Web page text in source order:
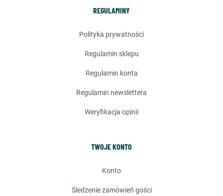
REGULAMINY
polityka prywatności
regulamin sklepu
regulamin konta
regulamin newslettera
weryfikacja opinii
TWOJE KONTO
konto
śledzenie zamówień gości